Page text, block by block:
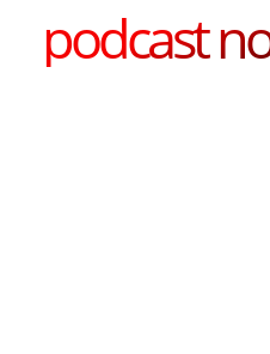
podcast